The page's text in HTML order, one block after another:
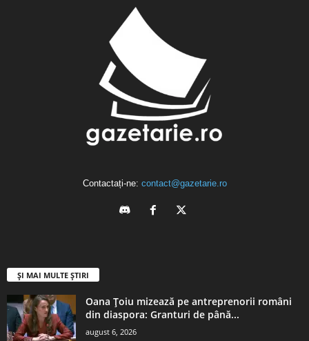
Contactați-ne: contact@gazetarie.ro
ȘI MAI MULTE ȘTIRI
Oana Țoiu mizează pe antreprenorii români
din diaspora: Granturi de până...
august 6, 2026